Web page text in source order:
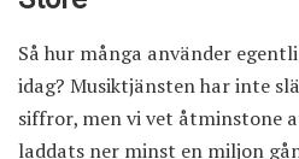
Så hur många använder
idag? Musiktjänsten har inte
siffror, men vi vet åtminstone
laddats ner minst en miljon